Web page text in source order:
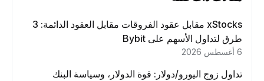
xStocks مقابل عقود الفروقات مقابل العقود الدائمة: 3
طرق لتداول الأسهم على Bybit
تداول زوج اليورو/دولار: قوة الدولار، وسياسة البنك